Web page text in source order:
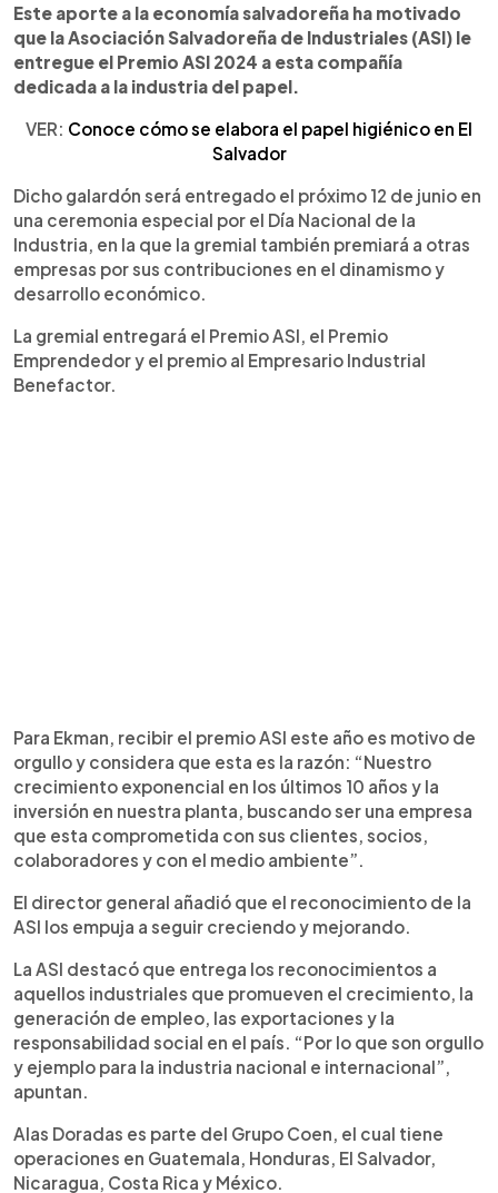
Este aporte a la economía salvadoreña ha motivado
que la Asociación Salvadoreña de Industriales (ASI) le
entregue el Premio ASI 2024 a esta compañía
dedicada a la industria del papel.
VER: Conoce cómo se elabora el papel higiénico en El
Salvador
Dicho galardón será entregado el próximo 12 de junio en
una ceremonia especial por el Día Nacional de la
Industria, en la que la gremial también premiará a otras
empresas por sus contribuciones en el dinamismo y
desarrollo económico.
La gremial entregará el Premio ASI, el Premio
Emprendedor y el premio al Empresario Industrial
Benefactor.
Para Ekman, recibir el premio ASI este año es motivo de
orgullo y considera que esta es la razón: “Nuestro
crecimiento exponencial en los últimos 10 años y la
inversión en nuestra planta, buscando ser una empresa
que esta comprometida con sus clientes, socios,
colaboradores y con el medio ambiente”.
El director general añadió que el reconocimiento de la
ASI los empuja a seguir creciendo y mejorando.
La ASI destacó que entrega los reconocimientos a
aquellos industriales que promueven el crecimiento, la
generación de empleo, las exportaciones y la
responsabilidad social en el país. “Por lo que son orgullo
y ejemplo para la industria nacional e internacional”,
apuntan.
Alas Doradas es parte del Grupo Coen, el cual tiene
operaciones en Guatemala, Honduras, El Salvador,
Nicaragua, Costa Rica y México.